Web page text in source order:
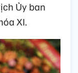
Ủy ban
XI.